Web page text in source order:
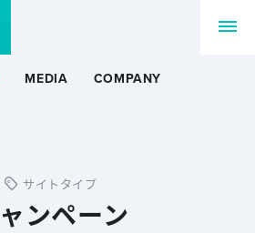
MEDIA COMPANY
サイトタイプ
ンペーン